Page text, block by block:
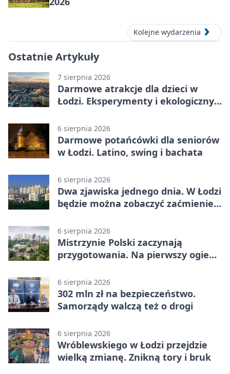
Kolejne wydarzenia
Ostatnie Artykuły
7 sierpnia 2026
Darmowe atrakcje dla dzieci w
Łodzi. Eksperymenty i ekologiczny
6 sierpnia 2026
Darmowe potańcówki dla seniorów
w Łodzi. Latino, swing i bachata
6 sierpnia 2026
Dwa zjawiska jednego dnia. W Łodzi
będzie można zobaczyć zaćmienie i
6 sierpnia 2026
Mistrzynie Polski zaczynają
przygotowania. Na pierwszy ogień
6 sierpnia 2026
302 mln zł na bezpieczeństwo.
Samorządy walczą też o drogi
6 sierpnia 2026
Wróblewskiego w Łodzi przejdzie
wielką zmianę. Znikną tory i bruk